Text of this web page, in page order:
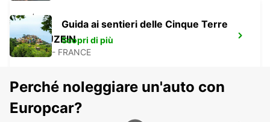
PAU UZEIN
UZEIN - FRANCE
Guida ai sentieri delle Cinque Terre
Scopri di più
Perché noleggiare un'auto con
Europcar?